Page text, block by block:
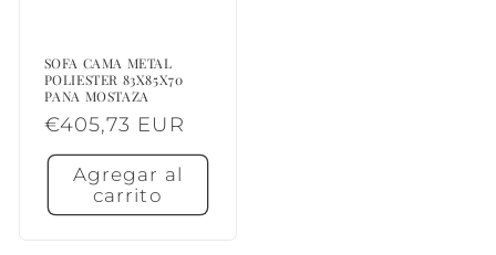
SOFA CAMA METAL
POLIESTER 83X85X70
PANA MOSTAZA
Precio
habitual
€405,73 EUR
Agregar al
carrito